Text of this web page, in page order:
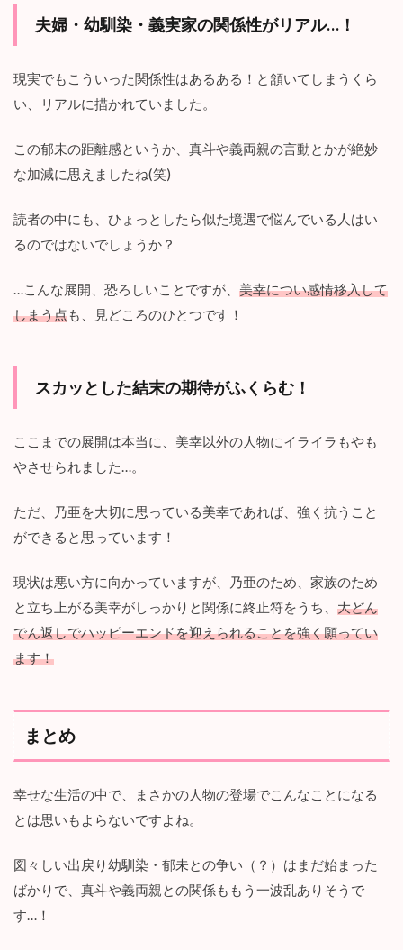
夫婦・幼馴染・義実家の関係性がリアル…！
現実でもこういった関係性はあるある！と頷いてしまうくら
い、リアルに描かれていました。
この郁未の距離感というか、真斗や義両親の言動とかが絶妙
な加減に思えましたね(笑)
読者の中にも、ひょっとしたら似た境遇で悩んでいる人はい
るのではないでしょうか？
…こんな展開、恐ろしいことですが、 美幸につい感情移入して
しまう点も、見どころのひとつです！
スカッとした結末の期待がふくらむ！
ここまでの展開は本当に、美幸以外の人物にイライラもやも
やさせられました…。
ただ、乃亜を大切に思っている美幸であれば、強く抗うこと
ができると思っています！
現状は悪い方に向かっていますが、乃亜のため、家族のため
と立ち上がる美幸がしっかりと関係に終止符をうち、 大どん
でん返しでハッピーエンドを迎えられることを強く願ってい
ます！
まとめ
幸せな生活の中で、まさかの人物の登場でこんなことになる
とは思いもよらないですよね。
図々しい出戻り幼馴染・郁未との争い（？）はまだ始まった
ばかりで、真斗や義両親との関係ももう一波乱ありそうで
す…！